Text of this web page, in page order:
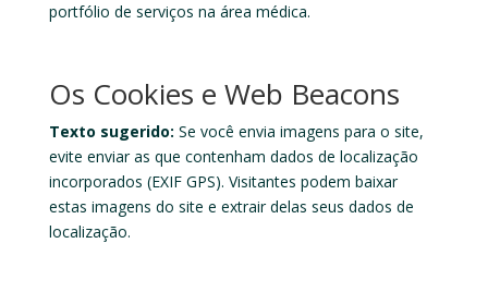
portfólio de serviços na área médica.
Os Cookies e Web Beacons
Texto sugerido: Se você envia imagens para o site,
evite enviar as que contenham dados de localização
incorporados (EXIF GPS). Visitantes podem baixar
estas imagens do site e extrair delas seus dados de
localização.